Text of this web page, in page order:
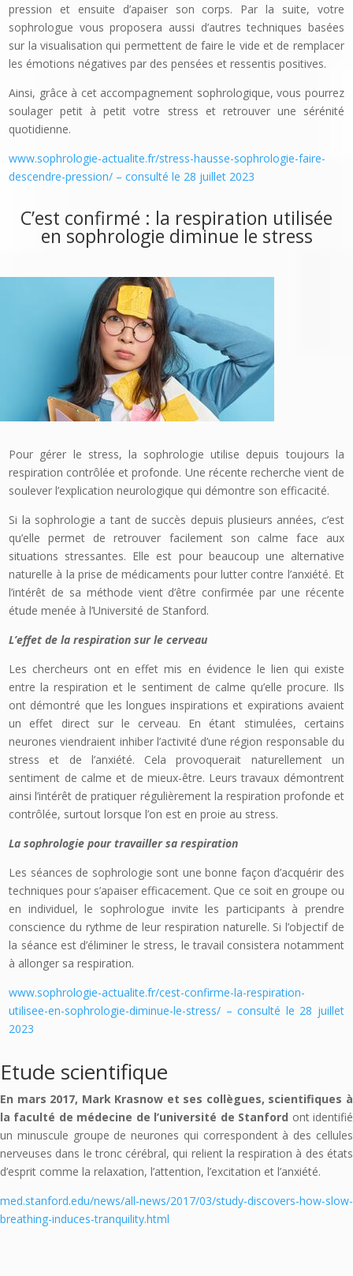
pression et ensuite d’apaiser son corps. Par la suite, votre
sophrologue vous proposera aussi d’autres techniques basées
sur la visualisation qui permettent de faire le vide et de remplacer
les émotions négatives par des pensées et ressentis positives.
Ainsi, grâce à cet accompagnement sophrologique, vous pourrez
soulager petit à petit votre stress et retrouver une sérénité
quotidienne.
www.sophrologie-actualite.fr/stress-hausse-sophrologie-faire-
descendre-pression/ – consulté le 28 juillet 2023
C’est confirmé : la respiration utilisée
en sophrologie diminue le stress
Pour gérer le stress, la sophrologie utilise depuis toujours la
respiration contrôlée et profonde. Une récente recherche vient de
soulever l’explication neurologique qui démontre son efficacité.
Si la sophrologie a tant de succès depuis plusieurs années, c’est
qu’elle permet de retrouver facilement son calme face aux
situations stressantes. Elle est pour beaucoup une alternative
naturelle à la prise de médicaments pour lutter contre l’anxiété. Et
l’intérêt de sa méthode vient d’être confirmée par une récente
étude menée à l’Université de Stanford.
L’effet de la respiration sur le cerveau
Les chercheurs ont en effet mis en évidence le lien qui existe
entre la respiration et le sentiment de calme qu’elle procure. Ils
ont démontré que les longues inspirations et expirations avaient
un effet direct sur le cerveau. En étant stimulées, certains
neurones viendraient inhiber l’activité d’une région responsable du
stress et de l’anxiété. Cela provoquerait naturellement un
sentiment de calme et de mieux-être. Leurs travaux démontrent
ainsi l’intérêt de pratiquer régulièrement la respiration profonde et
contrôlée, surtout lorsque l’on est en proie au stress.
La sophrologie pour travailler sa respiration
Les séances de sophrologie sont une bonne façon d’acquérir des
techniques pour s’apaiser efficacement. Que ce soit en groupe ou
en individuel, le sophrologue invite les participants à prendre
conscience du rythme de leur respiration naturelle. Si l’objectif de
la séance est d’éliminer le stress, le travail consistera notamment
à allonger sa respiration.
www.sophrologie-actualite.fr/cest-confirme-la-respiration-
utilisee-en-sophrologie-diminue-le-stress/ – consulté le 28 juillet
2023
Etude scientifique
En mars 2017, Mark Krasnow et ses collègues, scientifiques à
la faculté de médecine de l’université de Stanford ont identifié
un minuscule groupe de neurones qui correspondent à des cellules
nerveuses dans le tronc cérébral, qui relient la respiration à des états
d’esprit comme la relaxation, l’attention, l’excitation et l’anxiété.
med.stanford.edu/news/all-news/2017/03/study-discovers-how-slow-
breathing-induces-tranquility.html